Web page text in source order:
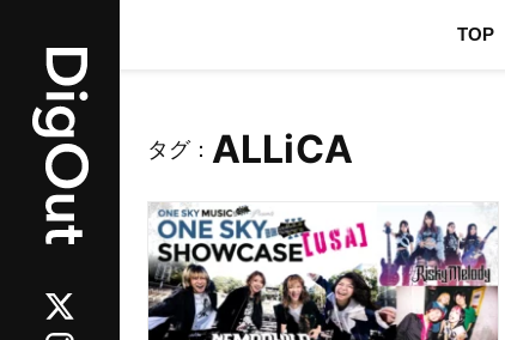
TOP
タグ： ALLiCA